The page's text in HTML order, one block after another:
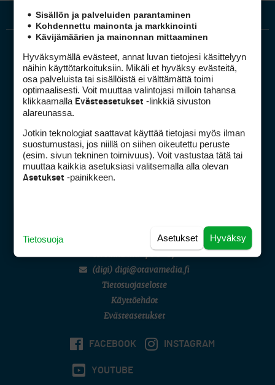
Mediahinnasto
Tietoa verkon kävijöistä
Golfpisteen yhteystiedot
DSA avoimuusraportti
Avoinna ma–pe 8–16
(digi) digi@otavamedia.fi
Tietosuojaseloste
Käyttöehdot
Evästeasetukset
FACEBOOK INSTAGRAM
YOUTUBE
Sisällön ja palveluiden parantaminen
Kohdennettu mainonta ja markkinointi
Kävijämäärien ja mainonnan mittaaminen
Hyväksymällä evästeet, annat luvan tietojesi käsittelyyn
näihin käyttötarkoituksiin. Mikäli et hyväksy evästeitä,
osa palveluista tai sisällöistä ei välttämättä toimi
optimaalisesti. Voit muuttaa valintojasi milloin tahansa
klikkaamalla Evästeasetukset -linkkiä sivuston
alareunassa.
Jotkin teknologiat saattavat käyttää tietojasi myös ilman
suostumustasi, jos niillä on siihen oikeutettu peruste
(esim. sivun tekninen toimivuus). Voit vastustaa tätä tai
muuttaa kaikkia asetuksiasi valitsemalla alla olevan
Asetukset -painikkeen.
Hyväksy
Asetukset
Tietosuoja